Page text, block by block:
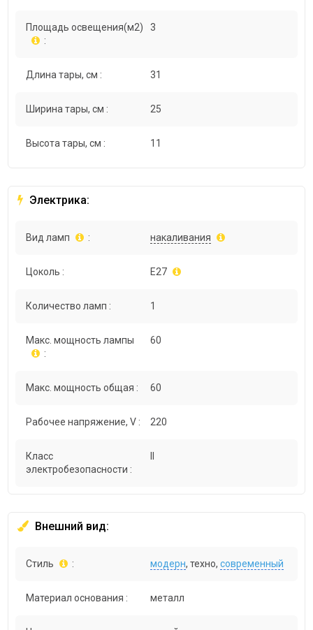
Площадь освещения(м2)
:
3
Длина тары, см : 31
Ширина тары, см : 25
Высота тары, см : 11
Электрика:
Вид ламп : накаливания
Цоколь : E27
Количество ламп : 1
Макс. мощность лампы
:
60
Макс. мощность общая : 60
Рабочее напряжение, V : 220
Класс
электробезопасности :
Внешний вид:
Стиль : модерн, техно,современный
Материал основания : металл